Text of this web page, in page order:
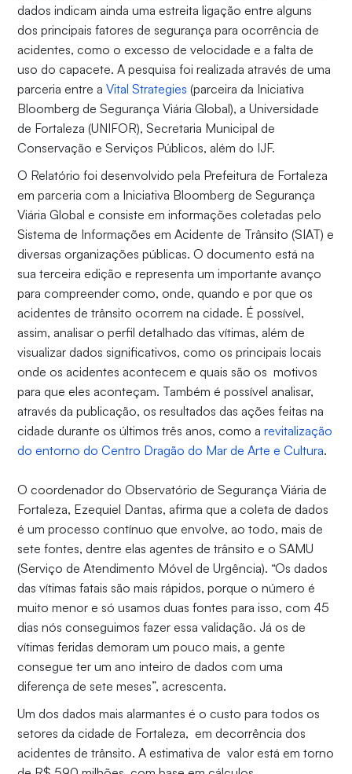
dados indicam ainda uma estreita ligação entre alguns
dos principais fatores de segurança para ocorrência de
acidentes, como o excesso de velocidade e a falta de
uso do capacete. A pesquisa foi realizada através de uma
parceria entre aVital Strategies (parceira da Iniciativa
Bloomberg de Segurança Viária Global), a Universidade
de Fortaleza (UNIFOR), Secretaria Municipal de
Conservação e Serviços Públicos, além do IJF.
O Relatório foi desenvolvido pela Prefeitura de Fortaleza
em parceria com a Iniciativa Bloomberg de Segurança
Viária Global e consiste em informações coletadas pelo
Sistema de Informações em Acidente de Trânsito (SIAT) e
diversas organizações públicas. O documento está na
sua terceira edição e representa um importante avanço
para compreender como, onde, quando e por que os
acidentes de trânsito ocorrem na cidade. É possível,
assim, analisar o perfil detalhado das vítimas, além de
visualizar dados significativos, como os principais locais
onde os acidentes acontecem e quais são os motivos
para que eles aconteçam. Também é possível analisar,
através da publicação, os resultados das ações feitas na
cidade durante os últimos três anos, como arevitalização
do entorno do Centro Dragão do Mar de Arte e Cultura.
O coordenador do Observatório de Segurança Viária de
Fortaleza, Ezequiel Dantas, afirma que a coleta de dados
é um processo contínuo que envolve, ao todo, mais de
sete fontes, dentre elas agentes de trânsito e o SAMU
(Serviço de Atendimento Móvel de Urgência). “Os dados
das vítimas fatais são mais rápidos, porque o número é
muito menor e só usamos duas fontes para isso, com 45
dias nós conseguimos fazer essa validação. Já os de
vítimas feridas demoram um pouco mais, a gente
consegue ter um ano inteiro de dados com uma
diferença de sete meses”, acrescenta.
Um dos dados mais alarmantes é o custo para todos os
setores da cidade de Fortaleza, em decorrência dos
acidentes de trânsito. A estimativa de valor está em torno